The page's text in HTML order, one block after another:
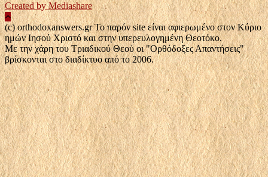
Created by Mediashare
(c) orthodoxanswers.gr Το παρόν site είναι αφιερωμένο στον Κύριο
ημών Ιησού Χριστό και στην υπερευλογημένη Θεοτόκο.
Με την χάρη του Τριαδικού Θεού οι "Ορθόδοξες Απαντήσεις"
βρίσκονται στο διαδίκτυο από το 2006.